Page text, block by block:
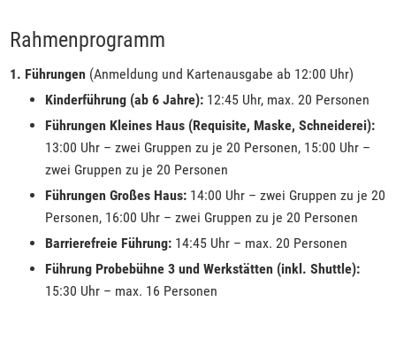
Rahmenprogramm
1. Führungen (Anmeldung und Kartenausgabe ab 12:00 Uhr)
Kinderführung (ab 6 Jahre): 12:45 Uhr, max. 20 Personen
Führungen Kleines Haus (Requisite, Maske, Schneiderei):
13:00 Uhr – zwei Gruppen zu je 20 Personen, 15:00 Uhr –
zwei Gruppen zu je 20 Personen
Führungen Großes Haus: 14:00 Uhr – zwei Gruppen zu je 20
Personen, 16:00 Uhr – zwei Gruppen zu je 20 Personen
Barrierefreie Führung: 14:45 Uhr – max. 20 Personen
Führung Probebühne 3 und Werkstätten (inkl. Shuttle):
15:30 Uhr – max. 16 Personen